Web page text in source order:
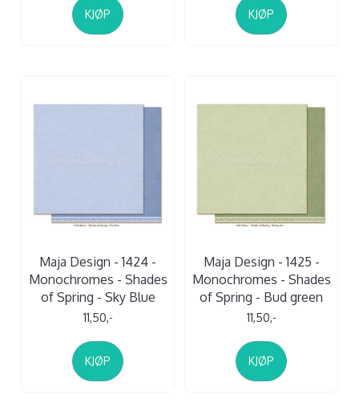
KJØP KJØP
Maja Design - 1424 -
Monochromes - Shades
of Spring - Sky Blue
11,50,-
KJØP
Maja Design - 1425 -
Monochromes - Shades
of Spring - Bud green
11,50,-
KJØP